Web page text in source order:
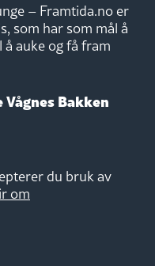
– Framtida.no er
som har som mål å
auke og få fram
Bakken
du bruk av
om